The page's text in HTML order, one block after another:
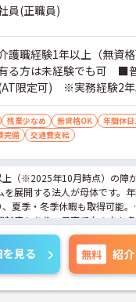
体制が敷かれているため、業務
利用者様のペースに合わせた
。施設も専用設計で働きやす
る福祉を実践できる環境が整
員(正職員)
護職経験1年以上（無資
る方は未経験でも可 ■
限定可) ※実務経験2年
者福祉に関する経験をお
残業少なめ 無資格OK
年間休
完備 交通費支給
上（※2025年10月時点）の障
を展開する法人が母体です。
夏季・冬季休暇も取得可能。
制度もあり、子育て中の方も
ライフバランスを大切にしな
います。研修制度や外部勉強
、スキルアップもしっかりサ
理者やエリアマネージャーへ
指せます。20代から60代まで
を見る 無料 紹